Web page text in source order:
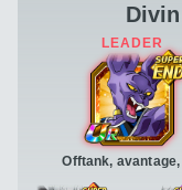
Offtank, avantage,